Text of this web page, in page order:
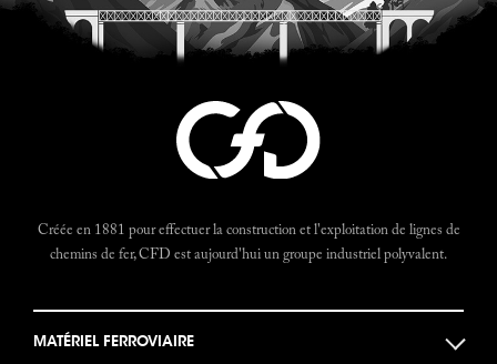
Créée en 1881 pour effectuer la construction et l'exploitation de lignes de
chemins de fer, CFD est aujourd'hui un groupe industriel polyvalent.
MATÉRIEL FERROVIAIRE